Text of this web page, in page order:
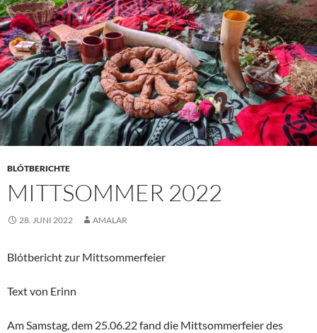
BLÓTBERICHTE
MITTSOMMER 2022
28. JUNI 2022 AMALAR
Blótbericht zur Mittsommerfeier
Text von Erinn
Am Samstag, dem 25.06.22 fand die Mittsommerfeier des